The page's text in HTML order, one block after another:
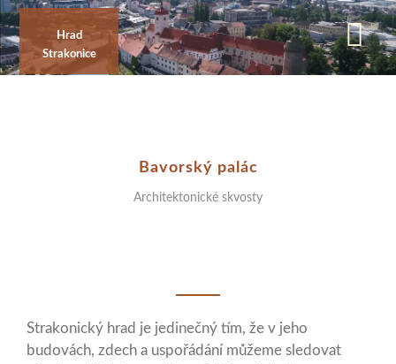
Přejít
k
hlavnímu
obsahu
Hrad
Strakonice
Bavorský palác
Architektonické skvosty
Strakonický hrad je jedinečný tím, že v jeho
budovách, zdech a uspořádání můžeme sledovat